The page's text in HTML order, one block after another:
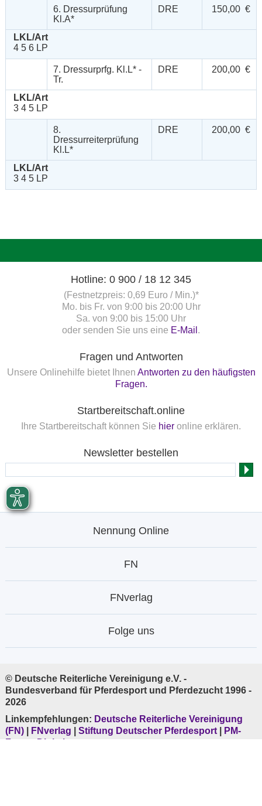
6. Dressurprüfung
Kl.A*
DRE 150,00 €
LKL/Art
4 5 6 LP
7. Dressurprfg. Kl.L* -
Tr.
DRE 200,00 €
LKL/Art
3 4 5 LP
8.
Dressurreiterprüfung
Kl.L*
DRE 200,00 €
LKL/Art
3 4 5 LP
Hotline: 0 900 / 18 12 345
(Festnetzpreis: 0,69 Euro / Min.)*
Mo. bis Fr. von 9:00 bis 20:00 Uhr
Sa. von 9:00 bis 15:00 Uhr
oder senden Sie uns eine E-Mail .
Fragen und Antworten
Unsere Onlinehilfe bietet Ihnen Antworten zu den häufigsten
Fragen.
Startbereitschaft.online
Ihre Startbereitschaft können Sie hier online erklären.
Newsletter bestellen
Nennung Online
FN
FNverlag
Folge uns
© Deutsche Reiterliche Vereinigung e.V. -
Bundesverband für Pferdesport und Pferdezucht 1996 -
2026
Linkempfehlungen: Deutsche Reiterliche Vereinigung
(FN)
FNverlag Stiftung Deutscher Pferdesport
PM-
Forum Digital